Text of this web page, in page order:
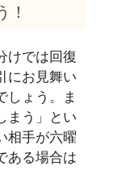
けでは回復
にお見舞い
しょう。ま
まう」とい
相手が六曜
ある場合は